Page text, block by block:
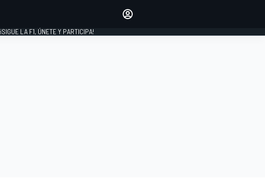
¡SIGUE LA F1, ÚNETE Y PARTICIPA!